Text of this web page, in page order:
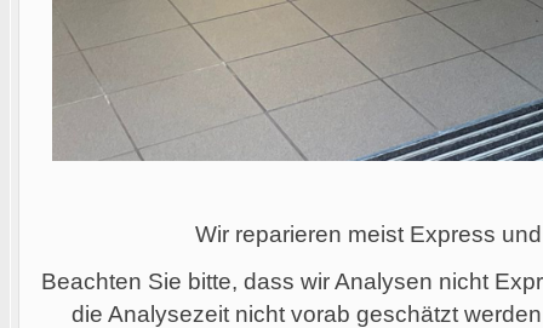
Wir reparieren meist Express
Beachten Sie bitte, dass wir Analysen nicht
die Analysezeit nicht vorab geschätzt